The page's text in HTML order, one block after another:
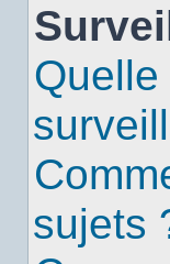
sujets